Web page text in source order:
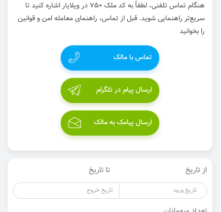
هنگام تماس تلفنی، لطفاً به کد ملک 750 در ویلایار اشاره کنید تا
سریع‌تر راهنمایی شوید. قبل از تماس، راهنمای معامله امن و قوانین
را بخوانید
تماس با مالک
ارسال پیام در تلگرام
ارسال پیامک به مالک
از تاریخ تا تاریخ